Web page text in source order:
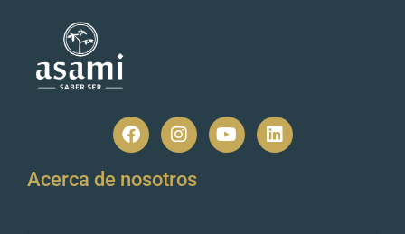
Acerca de nosotros